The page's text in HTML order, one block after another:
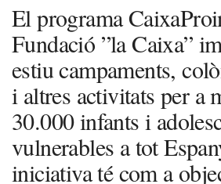
El programa
Fundació ”la Caixa”
estiu campaments,
i altres activitats per a
30.000 infants i
vulnerables a tot
iniciativa té com a